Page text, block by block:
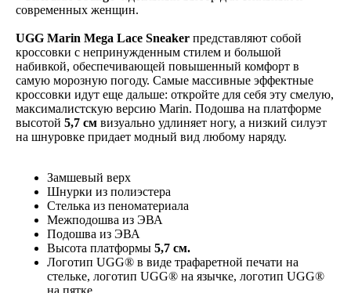
современных женщин.
UGG Marin Mega Lace Sneaker представляют собой
кроссовки с непринужденным стилем и большой
набивкой, обеспечивающей повышенный комфорт в
самую морозную погоду. Самые массивные эффектные
кроссовки идут еще дальше: откройте для себя эту смелую,
максималистскую версию Marin. Подошва на платформе
высотой 5,7 см визуально удлиняет ногу, а низкий силуэт
на шнуровке придает модный вид любому наряду.
Замшевый верх
Шнурки из полиэстера
Стелька из пеноматериала
Межподошва из ЭВА
Подошва из ЭВА
Высота платформы 5,7 см.
Логотип UGG® в виде трафаретной печати на
стельке, логотип UGG® на язычке, логотип UGG®
на пятке